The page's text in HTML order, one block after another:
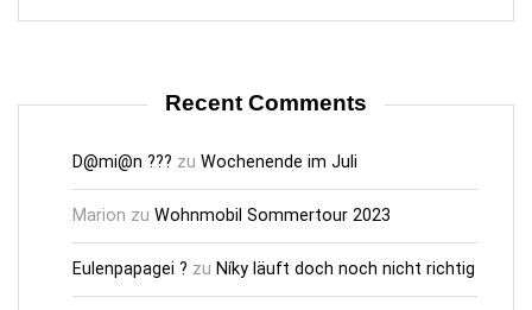
Recent Comments
D@mi@n ??? zu Wochenende im Juli
Marion zu Wohnmobil Sommertour 2023
Eulenpapagei ? zu Níky läuft doch noch nicht richtig